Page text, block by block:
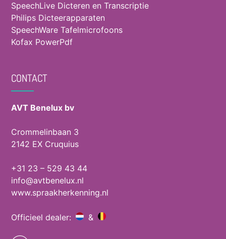
SpeechLive Dicteren en Transcriptie
Philips Dicteerapparaten
SpeechWare Tafelmicrofoons
Kofax PowerPdf
CONTACT
AVT Benelux bv
Crommelinbaan 3
2142 EX Cruquius
+31 23 – 529 43 44
info@avtbenelux.nl
www.spraakherkenning.nl
Officieel dealer: &